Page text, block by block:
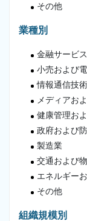
その他
業種別
金融サービ
小売および
情報通信技術
メディアお
健康管理お
政府および
製造業
交通および
エネルギー
その他
組織規模別